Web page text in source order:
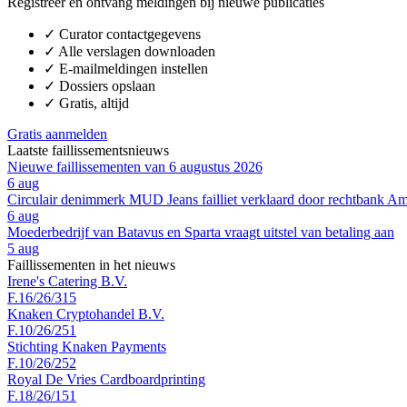
✓ Curator contactgegevens
✓ Alle verslagen downloaden
✓ E-mailmeldingen instellen
✓ Dossiers opslaan
✓ Gratis, altijd
Gratis aanmelden
Laatste faillissementsnieuws
Nieuwe faillissementen van 6 augustus 2026
6 aug
Circulair denimmerk MUD Jeans failliet verklaard door rechtbank
6 aug
Moederbedrijf van Batavus en Sparta vraagt uitstel van betaling aan
5 aug
Faillissementen in het nieuws
Irene's Catering B.V.
F.16/26/315
Knaken Cryptohandel B.V.
F.10/26/251
Stichting Knaken Payments
F.10/26/252
Royal De Vries Cardboardprinting
F.18/26/151